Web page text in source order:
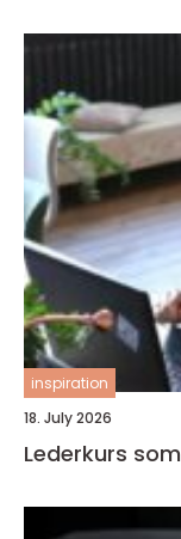
inspiration
18. July 2026
Lederkurs